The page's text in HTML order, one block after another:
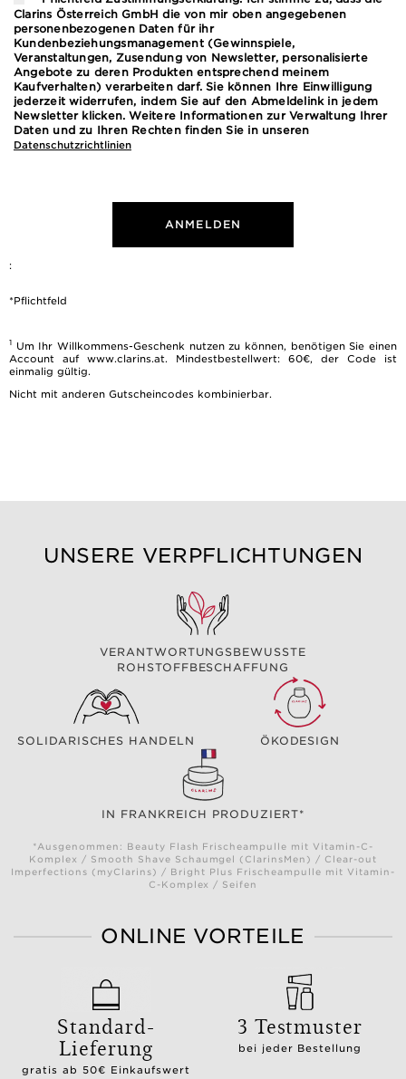
Clarins Österreich GmbH die von mir oben angegebenen
personenbezogenen Daten für ihr
Kundenbeziehungsmanagement (Gewinnspiele,
Veranstaltungen, Zusendung von Newsletter, personalisierte
Angebote zu deren Produkten entsprechend meinem
Kaufverhalten) verarbeiten darf. Sie können Ihre Einwilligung
jederzeit widerrufen, indem Sie auf den Abmeldelink in jedem
Newsletter klicken. Weitere Informationen zur Verwaltung Ihrer
Daten und zu Ihren Rechten finden Sie in unseren
Datenschutzrichtlinien
ANMELDEN
:
*Pflichtfeld
1 Um Ihr Willkommens-Geschenk nutzen zu können, benötigen Sie einen
Account auf www.clarins.at. Mindestbestellwert: 60€, der Code ist
einmalig gültig.
Nicht mit anderen Gutscheincodes kombinierbar.
UNSERE VERPFLICHTUNGEN
VERANTWORTUNGSBEWUSSTE
ROHSTOFFBESCHAFFUNG
SOLIDARISCHES HANDELN ÖKODESIGN
IN FRANKREICH PRODUZIERT*
*Ausgenommen: Beauty Flash Frischeampulle mit Vitamin-C-
Komplex / Smooth Shave Schaumgel (ClarinsMen) / Clear-out
Imperfections (myClarins) / Bright Plus Frischeampulle mit Vitamin-
C-Komplex / Seifen
ONLINE VORTEILE
Standard-
Lieferung
gratis ab 50€ Einkaufswert
3 Testmuster
bei jeder Bestellung